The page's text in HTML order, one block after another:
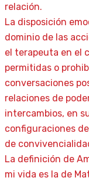
relación.
La disposición
dominio de las
el terapeuta en el
permitidas o
conversaciones
relaciones de
intercambios, en
configuraciones
de
La definición de
mi vida es la de